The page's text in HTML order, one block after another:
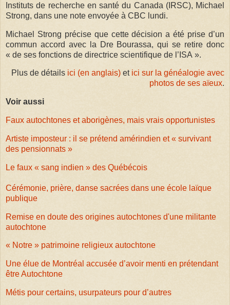
Instituts de recherche en santé du Canada (IRSC), Michael
Strong, dans une note envoyée à CBC lundi.
Michael Strong précise que cette décision a été prise d’un
commun accord avec la Dre Bourassa, qui se retire donc
« de ses fonctions de directrice scientifique de l’ISA ».
Plus de détails ici (en anglais) et ici sur la généalogie avec
photos de ses aïeux.
Voir aussi
Faux autochtones et aborigènes, mais vrais opportunistes
Artiste imposteur : il se prétend amérindien et « survivant
des pensionnats »
Le faux « sang indien » des Québécois
Cérémonie, prière, danse sacrées dans une école laïque
publique
Remise en doute des origines autochtones d'une militante
autochtone
« Notre » patrimoine religieux autochtone
Une élue de Montréal accusée d’avoir menti en prétendant
être Autochtone
Métis pour certains, usurpateurs pour d’autres